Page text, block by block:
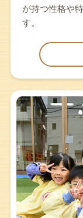
が持つ性格や
す。